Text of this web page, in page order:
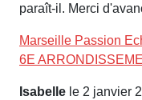
paraît-il. Merci
Marseille Passion
6E
Isabelle le 2 janvier